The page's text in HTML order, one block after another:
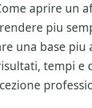
aprire un
piu
una base
tempi e